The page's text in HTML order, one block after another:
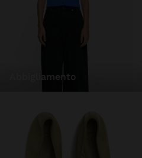
abbigliamento